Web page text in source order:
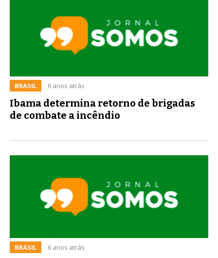
BRASIL 6 anos atrás
Ibama determina retorno de brigadas
de combate a incêndio
BRASIL 6 anos atrás